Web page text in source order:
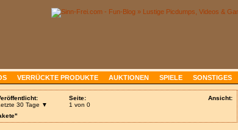
VERRÜCKTE PRODUKTE AUKTIONEN SPIELE SONSTIGES
Ansicht:
30 Tage ▼
Seite:
1 von 0